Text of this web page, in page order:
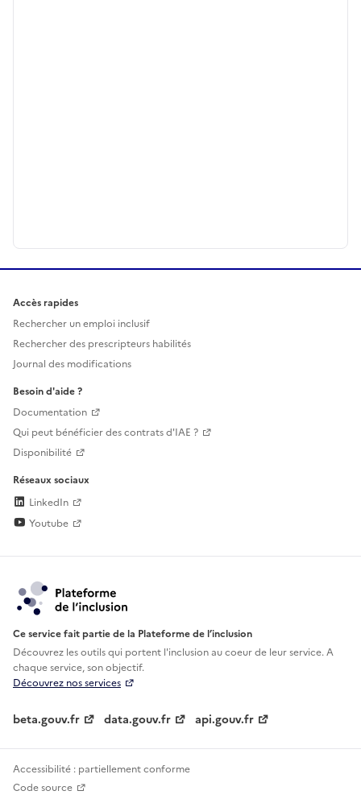
Accès rapides
Rechercher un emploi inclusif
Rechercher des prescripteurs habilités
Journal des modifications
Besoin d'aide ?
Documentation
Qui peut bénéficier des contrats d'IAE ?
Disponibilité
Réseaux sociaux
LinkedIn
Youtube
Ce service fait partie de la Plateforme de l’inclusion
Découvrez les outils qui portent l'inclusion aucoeur de leur service. A
chaque service, son objectif.
Découvrez nos services
beta.gouv.fr data.gouv.fr api.gouv.fr
Accessibilité : partiellement conforme
Code source